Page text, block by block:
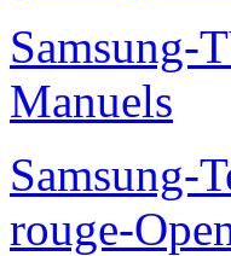
Samsung-
Manuels
Samsung-
rouge-